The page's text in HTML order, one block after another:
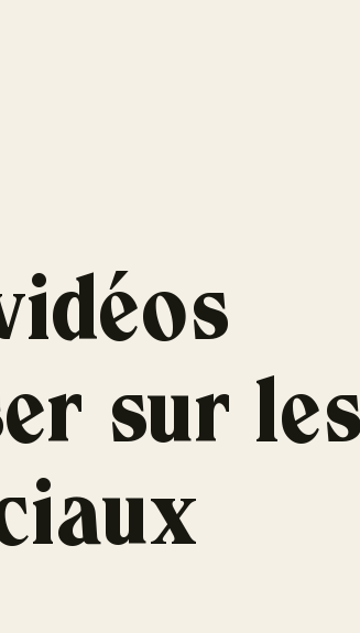
sur les